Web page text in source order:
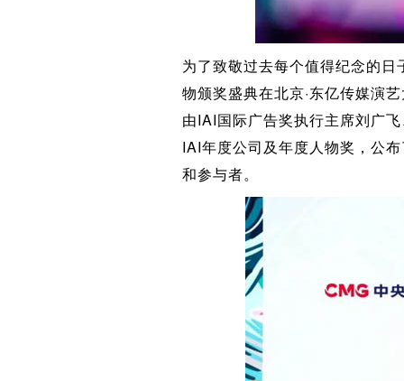
为了致敬过去每个值得纪念的
物颁奖盛典在北京·东亿传媒演
由IAI国际广告奖执行主席刘广
IAI年度公司及年度人物奖，公
和参与者。